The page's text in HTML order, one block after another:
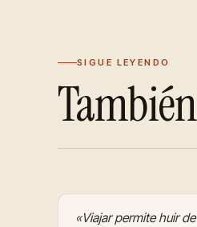
SIGUE LEYENDO
«Viajar permite huir